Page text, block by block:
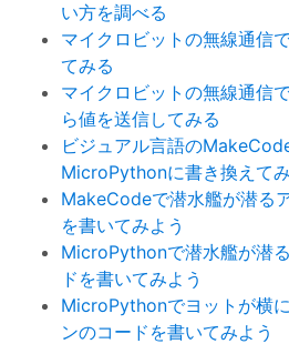
い方を調べる
マイクロビットの無線通信
てみる
マイクロビットの無線通信
ら値を送信してみる
ビジュアル言語の
MicroPythonに書き換えて
MakeCodeで潜水艦が潜る
を書いてみよう
MicroPythonで潜水艦が潜
ドを書いてみよう
MicroPythonでヨットが横
ンのコードを書いてみよう